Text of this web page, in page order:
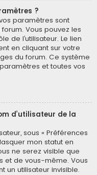
?
paramètres sont
Vous pouvez les
de l’utilisateur. Le lien
en cliquant sur votre
du forum. Ce système
et toutes vos
d’utilisateur de la
sous « Préférences
mon statut en
ne serez visible que
et de vous-même. Vous
un utilisateur invisible.